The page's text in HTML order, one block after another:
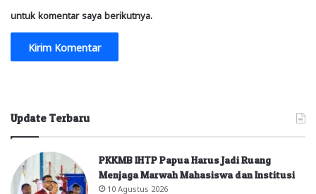
untuk komentar saya berikutnya.
Update Terbaru
PKKMB IHTP Papua Harus Jadi Ruang
Menjaga Marwah Mahasiswa dan Institusi
10 Agustus 2026